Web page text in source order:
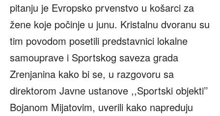
pitanju je Evropsko prvenstvo u košarci za
žene koje počinje u junu. Kristalnu dvoranu su
tim povodom posetili predstavnici lokalne
samouprave i Sportskog saveza grada
Zrenjanina kako bi se, u razgovoru sa
direktorom Javne ustanove ,,Sportski objekti’’
Bojanom Mijatovim, uverili kako napreduju